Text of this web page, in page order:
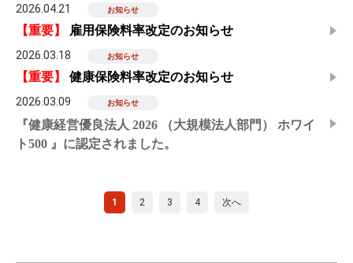
2026.04.21 お知らせ
【重要】 雇用保険料率改定のお知らせ
2026.03.18 お知らせ
【重要】 健康保険料率改定のお知らせ
2026.03.09 お知らせ
『健康経営優良法人 2026 （大規模法人部門） ホワイ
ト500 』に認定されました。
1 2 3 4 次へ